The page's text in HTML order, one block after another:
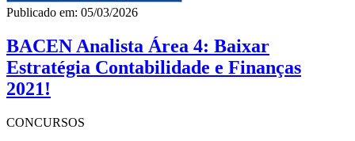
Publicado em: 05/03/2026
BACEN Analista Área 4: Baixar
Estratégia Contabilidade e Finanças
2021!
CONCURSOS